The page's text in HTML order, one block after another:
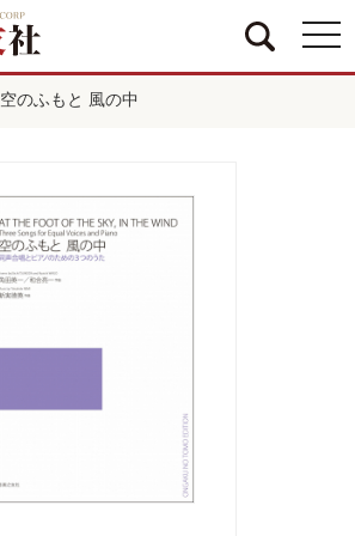
空のふもと 風の中